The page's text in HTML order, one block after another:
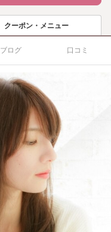
クーポン・メニュー
ブログ 口コミ